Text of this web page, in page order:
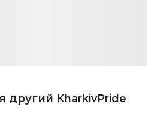
другий KharkivPride